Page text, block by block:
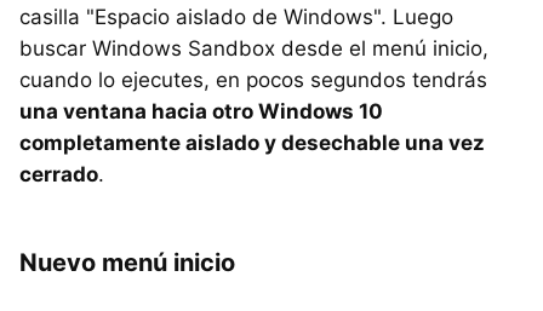
casilla "Espacio aislado de Windows". Luego
buscar Windows Sandbox desde el menú inicio,
cuando lo ejecutes, en pocos segundos tendrás
una ventana hacia otro Windows 10
completamente aislado y desechable una vez
cerrado.
Nuevo menú inicio